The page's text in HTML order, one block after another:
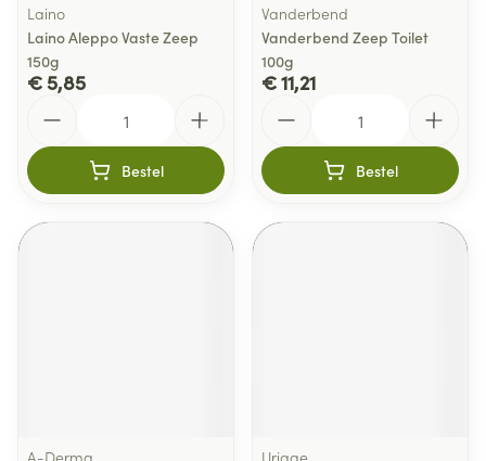
Laino
Laino Aleppo Vaste Zeep
150g
€ 5,85
Bestel
Vanderbend
Vanderbend Zeep Toilet
100g
€ 11,21
Bestel
A-Derma
Uriage